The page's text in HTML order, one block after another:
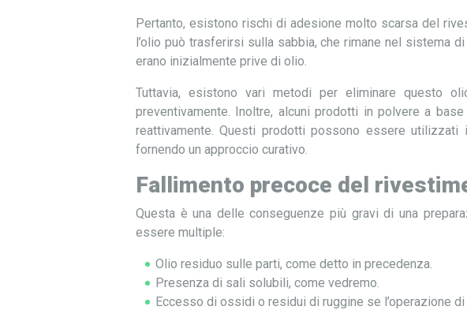
Pertanto, esistono rischi di adesione molto scarsa del
l’olio può trasferirsi sulla sabbia, che rimane nel sistema
erano inizialmente prive di olio.
Tuttavia, esistono vari metodi per eliminare questo
preventivamente. Inoltre, alcuni prodotti in polvere a
reattivamente. Questi prodotti possono essere
fornendo un approccio curativo.
Fallimento precoce del
Questa è una delle conseguenze più gravi di una
essere multiple:
Olio residuo sulle parti, come detto in precedenza.
Presenza di sali solubili, come vedremo.
Eccesso di ossidi o residui di ruggine se l’operazione